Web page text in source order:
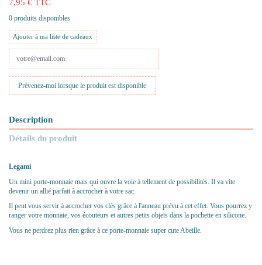
7,95 € TTC
0 produits disponibles
Ajouter à ma liste de cadeaux
Description
Détails du produit
Legami
Un mini porte-monnaie mais qui ouvre la voie à tellement de possibilités. Il va vite
devenir un allié parfait à accrocher à votre sac.
Il peut vous servir à accrocher vos clés grâce à l'anneau prévu à cet effet. Vous pourrez y
ranger votre monnaie, vos écouteurs et autres petits objets dans la pochette en silicone.
Vous ne perdrez plus rien grâce à ce porte-monnaie super cute Abeille.